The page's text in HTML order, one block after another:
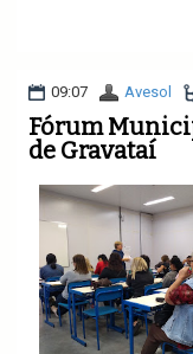
09:07 Avesol
Fórum
de Gravataí